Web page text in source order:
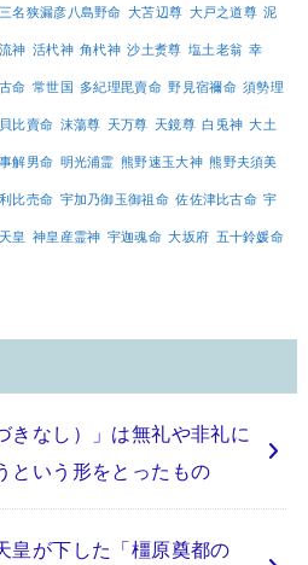
名狭漏彦八島野命 大苫辺尊 大戸之道尊 泥
神 活杙神 角杙神 沙土煑尊 塩土老翁 幸
命 常世国 多紀理毘賣命 野見宿禰命 須勢理
比賣命 沫蕩尊 天万尊 天鏡尊 白兎神 大土
事解男命 明光浦霊 熊野速玉大神 熊野夫須美
比売命 宇加乃御玉御祖命 佐佐津比古命 宇
皇 神皇産霊神 宇迦魂命 大坂府 五十鈴媛命
きなし）」は無礼や非礼に
という形をとったもの
皇が下した「橿原奠都の